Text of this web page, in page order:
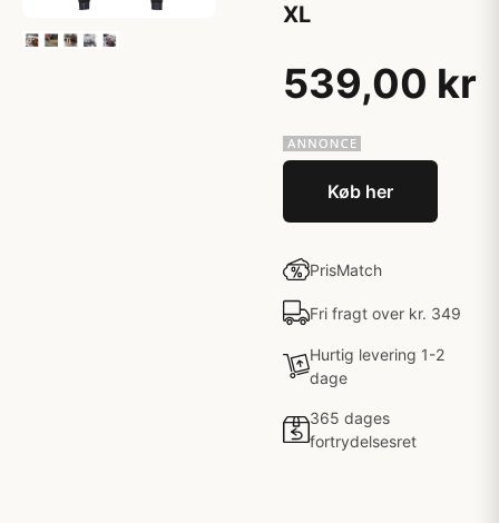
XL
539,00 kr
Køb her
PrisMatch
Fri fragt over kr. 349
Hurtig levering 1-2
dage
365 dages
fortrydelsesret